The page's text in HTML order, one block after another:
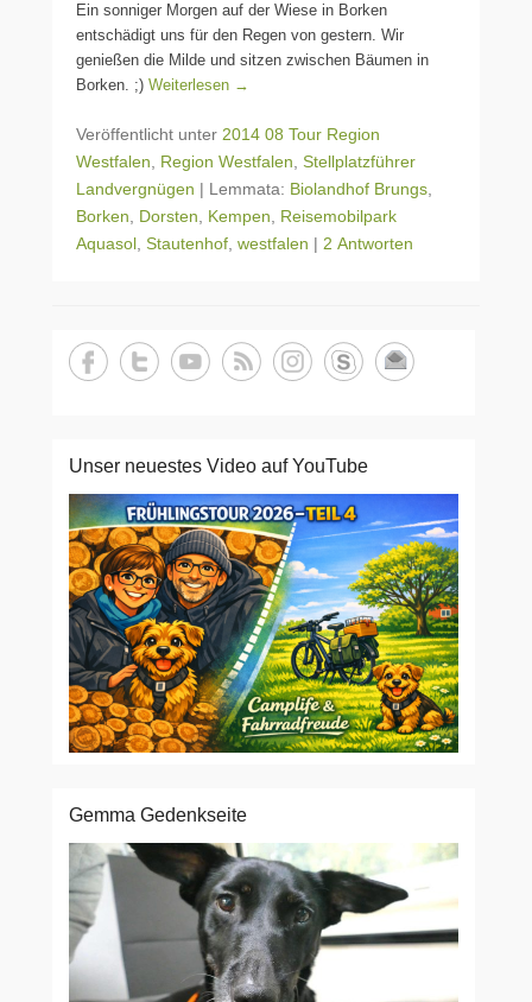
Ein sonniger Morgen auf der Wiese in Borken
entschädigt uns für den Regen von gestern. Wir
genießen die Milde und sitzen zwischen Bäumen in
Borken. ;) Weiterlesen →
Veröffentlicht unter 2014 08 Tour Region
Westfalen
Region Westfalen Stellplatzführer
Landvergnügen | Lemmata: Biolandhof Brungs
Borken
Dorsten Kempen
Reisemobilpark
Aquasol Stautenhof westfalen | 2 Antworten
Unser neuestes Video auf YouTube
Gemma Gedenkseite